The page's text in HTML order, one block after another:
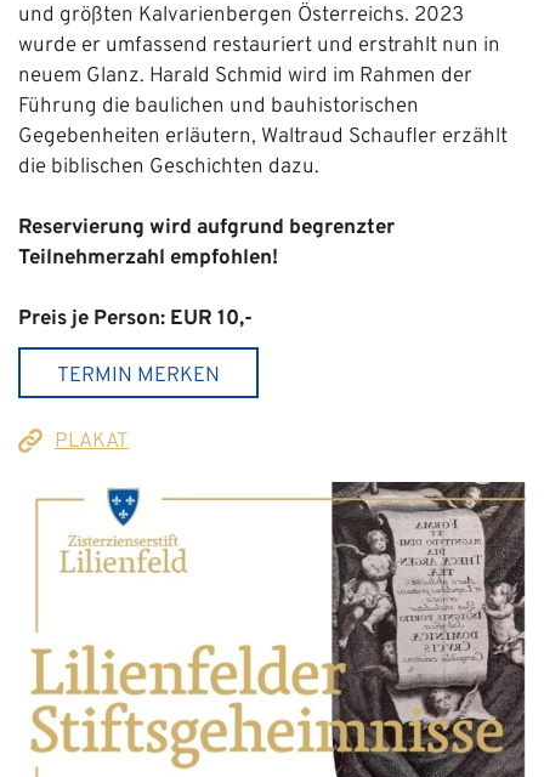
und größten Kalvarienbergen Österreichs. 2023
wurde er umfassend restauriert und erstrahlt nun in
neuem Glanz. Harald Schmid wird im Rahmen der
Führung die baulichen und bauhistorischen
Gegebenheiten erläutern, Waltraud Schaufler erzählt
die biblischen Geschichten dazu.
Reservierung wird aufgrund begrenzter
Teilnehmerzahl empfohlen!
Preis je Person: EUR 10,-
TERMIN MERKEN
PLAKAT